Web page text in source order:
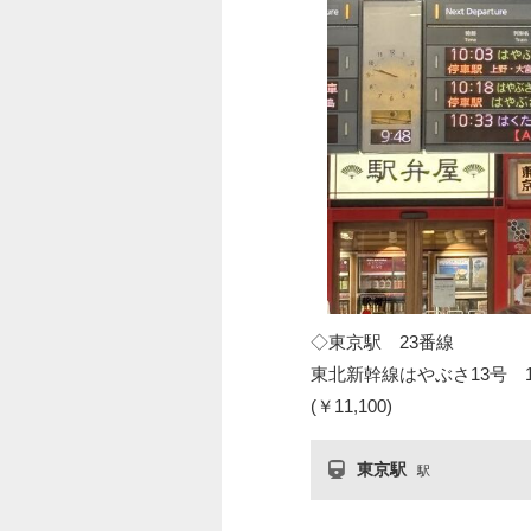
◇東京駅 23番線
東北新幹線はやぶさ13号
(￥11,100)
東京駅 駅